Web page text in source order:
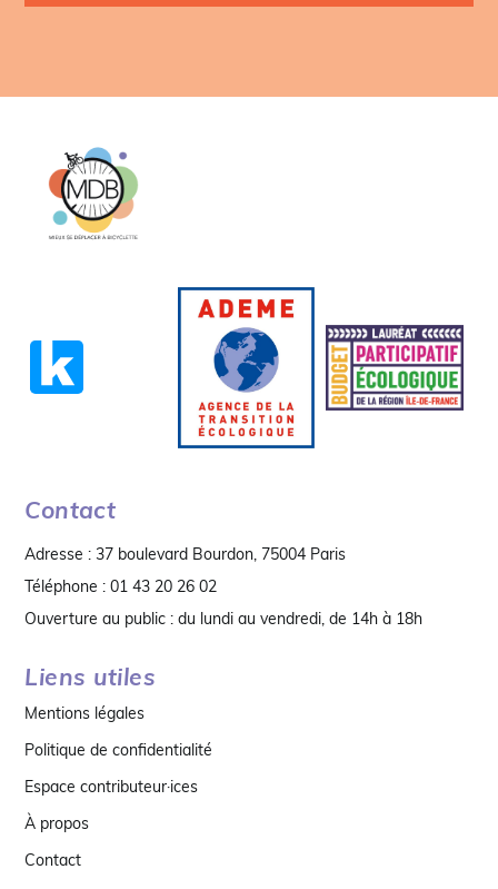
Contact
Adresse : 37 boulevard Bourdon, 75004 Paris
Téléphone : 01 43 20 26 02
Ouverture au public : du lundi au vendredi, de 14h à 18h
Liens utiles
Mentions légales
Politique de confidentialité
Espace contributeur·ices
À propos
Contact